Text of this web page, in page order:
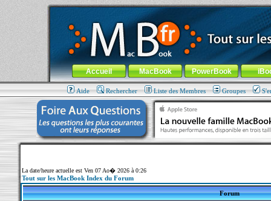
MacBook-fr.com : 100% Apple... 100% nomade !
Aller au contenu-Aller au menu général-Aller au menu de
Menu général
Accueil MacBook PowerBook
Aide Rechercher Liste des Membres Groupes
La date/heure actuelle est Ven 07 Ao� 2026 à 0:26
Tout sur les MacBook Index du Forum
Forum